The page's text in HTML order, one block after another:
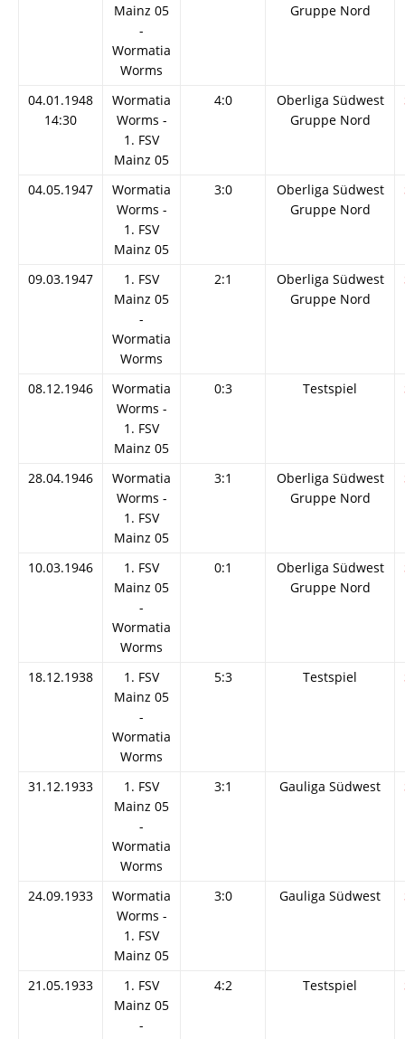
Mainz 05
-
Wormatia
Worms
Gruppe Nord
04.01.1948
14:30
Wormatia
Worms -
1. FSV
Mainz 05
4:0
Oberliga Südwest
Gruppe Nord
04.05.1947
Wormatia
Worms -
1. FSV
Mainz 05
3:0
Oberliga Südwest
Gruppe Nord
09.03.1947
1. FSV
Mainz 05
-
Wormatia
Worms
2:1
Oberliga Südwest
Gruppe Nord
08.12.1946
Wormatia
Worms -
1. FSV
Mainz 05
0:3 Testspiel
28.04.1946
Wormatia
Worms -
1. FSV
Mainz 05
3:1
Oberliga Südwest
Gruppe Nord
10.03.1946
1. FSV
Mainz 05
-
Wormatia
Worms
0:1
Oberliga Südwest
Gruppe Nord
18.12.1938
1. FSV
Mainz 05
-
Wormatia
Worms
5:3 Testspiel
31.12.1933
1. FSV
Mainz 05
-
Wormatia
Worms
3:1 Gauliga Südwest
24.09.1933
Wormatia
Worms -
1. FSV
Mainz 05
3:0 Gauliga Südwest
21.05.1933
1. FSV
Mainz 05
-
4:2 Testspiel